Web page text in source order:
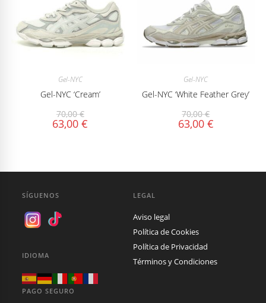
Gel-NYC
Gel-NYC ‘Cream’
70,00€
63,00€
Gel-NYC
Gel-NYC ‘White Feather Grey’
70,00€
63,00 €
SÍGUENOS
IDIOMA
LEGAL
Aviso legal
Política de Cookies
Política de Privacidad
Términos y Condiciones
PAGO SEGURO